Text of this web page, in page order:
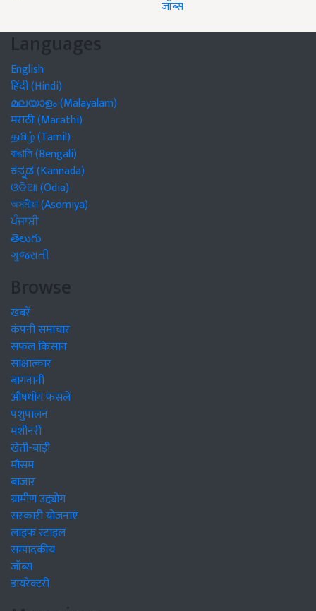
जॉब्स
Languages
English
हिंदी (Hindi)
മലയാളം (Malayalam)
मराठी (Marathi)
தமிழ் (Tamil)
বাঙালি (Bengali)
ಕನ್ನಡ (Kannada)
ଓଡିଆ (Odia)
অসমীয়া (Asomiya)
ਪੰਜਾਬੀ
తెలుగు
ગુજરાતી
Browse
खबरें
कंपनी समाचार
सफल किसान
साक्षात्कार
बागवानी
औषधीय फसलें
पशुपालन
मशीनरी
खेती-बाड़ी
मौसम
बाजार
ग्रामीण उद्द्योग
सरकारी योजनाएं
लाइफ स्टाइल
सम्पादकीय
जॉब्स
डायरेक्टरी